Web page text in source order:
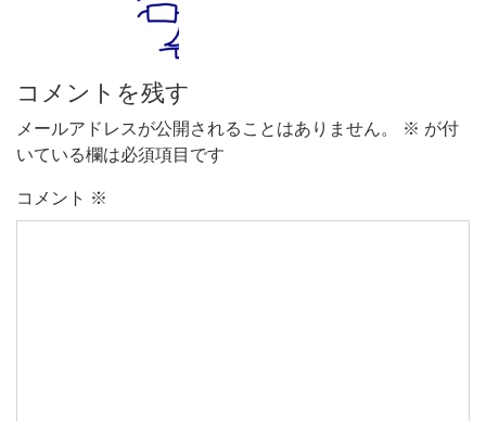
コメントを残す
メールアドレスが公開されることはありません。 ※ が付
いている欄は必須項目です
コメント ※